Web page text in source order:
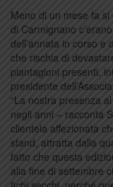
Meno di un mese fa
di Carmignano
dell’annata in corso e
che rischia di
piantagioni presenti,
presidente
“La nostra presenza
negli anni – racconta
clientela affezionata
stand, attratta dalla
fatto che questa
alla fine di settembre